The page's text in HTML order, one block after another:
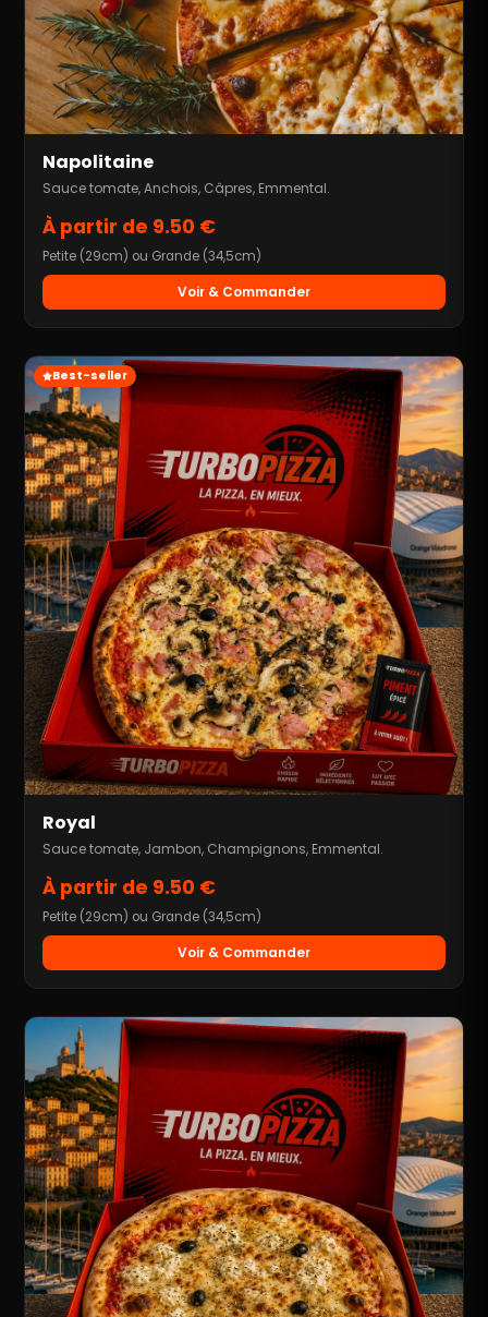
Napolitaine
Sauce tomate, Anchois, Câpres, Emmental.
À partir de 9.50 €
Petite (29cm) ou Grande (34,5cm)
Voir & Commander
Best-seller
Royal
Sauce tomate, Jambon, Champignons, Emmental.
À partir de 9.50 €
Petite (29cm) ou Grande (34,5cm)
Voir & Commander